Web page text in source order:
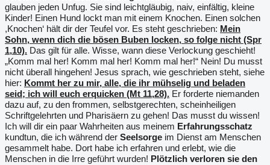
glauben jeden Unfug. Sie sind leichtgläubig, naiv, einfältig, kleine
Kinder! Einen Hund lockt man mit einem Knochen. Einen solchen
,Knochen‘ hält dir der Teufel vor. Es steht geschrieben: Mein
Sohn, wenn dich die bösen Buben locken, so folge nicht (Spr
1,10). Das gilt für alle. Wisse, wann diese Verlockung geschieht!
„Komm mal her! Komm mal her! Komm mal her!“ Nein! Du musst
nicht überall hingehen! Jesus sprach, wie geschrieben steht, siehe
hier: Kommt her zu mir, alle, die ihr mühselig und beladen
seid; ich will euch erquicken (Mt 11,28). Er forderte niemanden
dazu auf, zu den frommen, selbstgerechten, scheinheiligen
Schriftgelehrten und Pharisäern zu gehen! Das musst du wissen!
Ich will dir ein paar Wahrheiten aus meinem Erfahrungsschatz
kundtun, die ich während der Seelsorge im Dienst am Menschen
gesammelt habe. Dort habe ich erfahren und erlebt, wie die
Menschen in die Irre geführt wurden! Plötzlich verloren sie den